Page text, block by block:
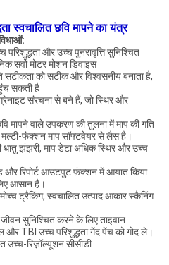
स्वचालित छवि मापने का यंत्र
और उच्च पुनरावृत्ति सुनिश्चित
सर्वो मोटर मोशन डिवाइस
को सटीक और विश्वसनीय बनाता है,
सकती है
संरचना से बने हैं, जो स्थिर और
वाले उपकरण की तुलना में माप की गति
मल्टी-फंक्शन माप सॉफ्टवेयर से लैस है।
झंझरी, माप डेटा अधिक स्थिर और उच्च
रिपोर्ट आउटपुट फ़ंक्शन में आयात किया
आसान है।
ट्रैकिंग, स्वचालित उत्पाद आकार स्कैनिंग
सुनिश्चित करने के लिए ताइवान
TBI उच्च परिशुद्धता गेंद पेंच को गोद ले।
उच्च-रिज़ॉल्यूशन सीसीडी